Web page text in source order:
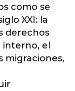
como se
XXI: la
derechos
el
migraciones,